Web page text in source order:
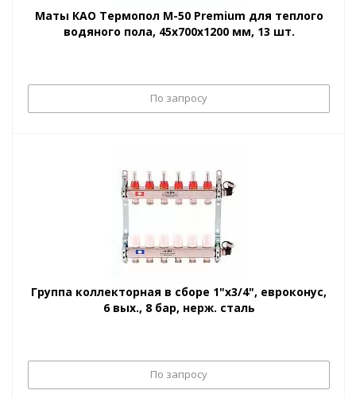
Маты КАО Термопол М-50 Premium для теплого
водяного пола, 45х700х1200 мм, 13 шт.
По запросу
Группа коллекторная в сборе 1"x3/4", евроконус,
6 вых., 8 бар, нерж. сталь
По запросу